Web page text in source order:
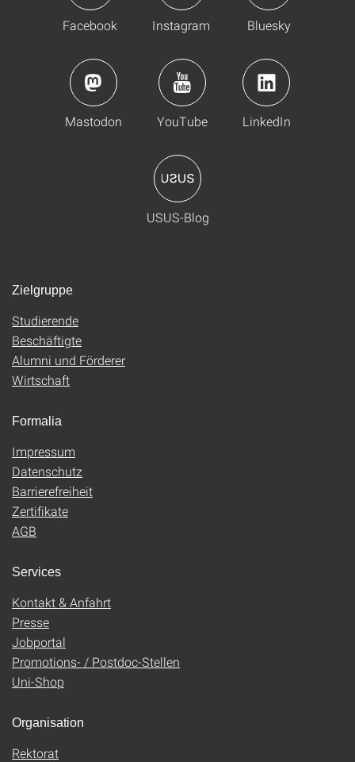
Facebook Instagram Bluesky
Mastodon YouTube LinkedIn
USUS-Blog
Zielgruppe
Studierende
Beschäftigte
Alumni und Förderer
Wirtschaft
Formalia
Impressum
Datenschutz
Barrierefreiheit
Zertifikate
AGB
Services
Kontakt & Anfahrt
Presse
Jobportal
Promotions- / Postdoc-Stellen
Uni-Shop
Organisation
Rektorat